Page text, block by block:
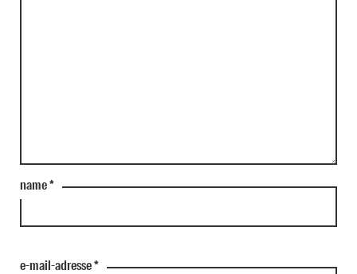
name*
e-mail-adresse*